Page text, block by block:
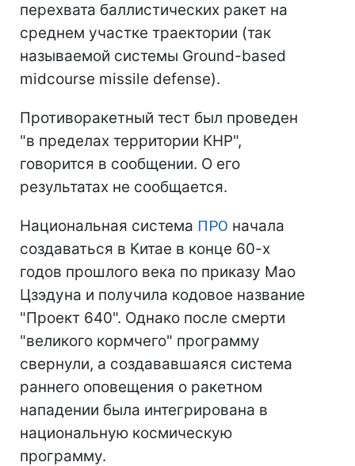
перехвата баллистических ракет на
среднем участке траектории (так
называемой системы Ground-based
midcourse missile defense).
Противоракетный тест был проведен
"в пределах территории КНР",
говорится в сообщении. О его
результатах не сообщается.
Национальная система ПРО начала
создаваться в Китае в конце 60-х
годов прошлого века по приказу Мао
Цзэдуна и получила кодовое название
"Проект 640". Однако после смерти
"великого кормчего" программу
свернули, а создававшаяся система
раннего оповещения о ракетном
нападении была интегрирована в
национальную космическую
программу.